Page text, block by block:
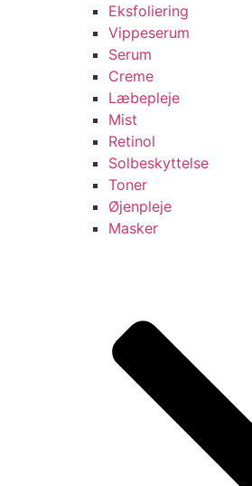
Eksfoliering
Vippeserum
Serum
Creme
Læbepleje
Mist
Retinol
Solbeskyttelse
Toner
Øjenpleje
Masker